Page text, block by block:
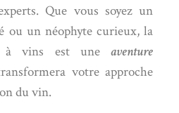
Que vous soyez un
ou un néophyte curieux, la
à vins est une aventure
votre approche
du vin.